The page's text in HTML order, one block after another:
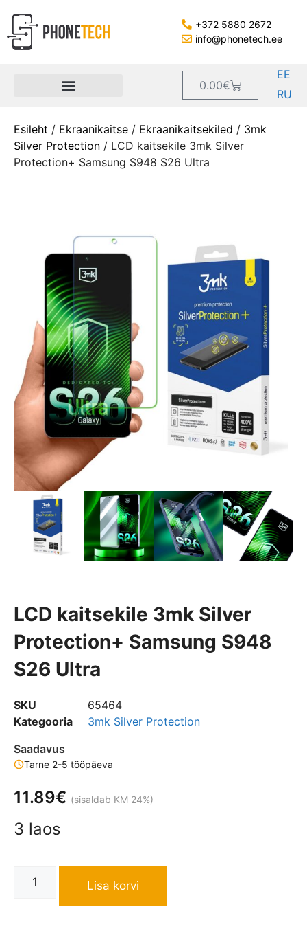
+372 5880 2672
info@phonetech.ee
0.00€
EE
RU
Esileht / Ekraanikaitse / Ekraanikaitsekiled / 3mk
Silver Protection / LCD kaitsekile 3mk Silver
Protection+ Samsung S948 S26 Ultra
LCD kaitsekile 3mk Silver
Protection+ Samsung S948
S26 Ultra
SKU
65464
Kategooria
3mk Silver Protection
Saadavus
Tarne 2-5 tööpäeva
11.89€ (sisaldab KM 24%)
3 laos
Lisa korvi